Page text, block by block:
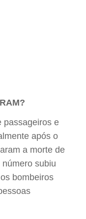
passageiros e
após o
a morte de
subiu
bombeiros